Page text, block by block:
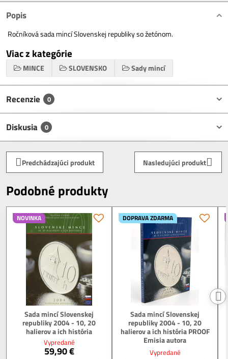
Popis
Ročníková sada mincí Slovenskej republiky so žetónom.
Viac z kategórie
MINCE SLOVENSKO Sady mincí
Recenzie 0
Diskusia 0
Predchádzajúci produkt Nasledujúci produkt
Podobné produkty
NOVINKA
Sada mincí Slovenskej
republiky 2004 - 10, 20
halierov a ich história
Vypredané
59,90 €
DOPRAVA ZDARMA
Sada mincí Slovenskej
republiky 2004 - 10, 20
halierov a ich história PROOF
Emisia autora
Vypredané